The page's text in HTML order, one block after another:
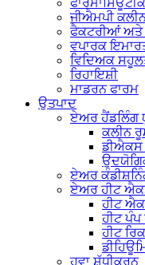
ਜੀਐਮਪੀ
ਫੈਕਟਰੀਆਂ ਅਤੇ
ਵਪਾਰਕ
ਵਿਦਿਅਕ
ਰਿਹਾਇਸ਼ੀ
ਮਾਡਰਨ ਫਾਰਮ
ਉਤਪਾਦ
ਏਅਰ ਹੈਂਡਲਿੰਗ
ਕਲੀਨ
ਡੀਐਕਸ
ਏਅਰ
ਏਅਰ ਹੀਟ
ਹੀਟ
ਹੀਟ ਪੰਪ
ਹੀਟ
ਹਵਾ ਸ਼ੁੱਧੀਕਰਨ